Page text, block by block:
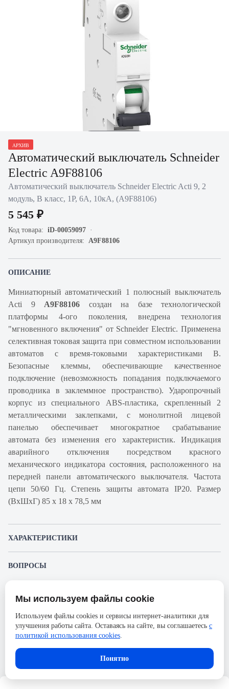
АРХИВ
Автоматический выключатель Schneider
Electric A9F88106
Автоматический выключатель Schneider Electric Acti 9, 2
модуль, B класс, 1P, 6А, 10кА, (A9F88106)
5 545 ₽
Код товара: iD-00059097
Артикул производителя: A9F88106
ОПИСАНИЕ
Миниатюрный автоматический 1 полюсный выключатель
Acti 9 A9F88106 создан на базе технологической
платформы 4-ого поколения, внедрена технология
"мгновенного включения" от Schneider Electric. Применена
селективная токовая защита при совместном использовании
автоматов с время-токовыми характеристиками B.
Безопасные клеммы, обеспечивающие качественное
подключение (невозможность попадания подключаемого
проводника в заклеммное пространство). Ударопрочный
корпус из специального ABS-пластика, скрепленный 2
металлическими заклепками, с монолитной лицевой
панелью обеспечивает многократное срабатывание
автомата без изменения его характеристик. Индикация
аварийного отключения посредством красного
механического индикатора состояния, расположенного на
передней панели автоматического выключателя. Частота
цепи 50/60 Гц. Степень защиты автомата IP20. Размер
(ВхШхГ) 85 х 18 х 78,5 мм
ХАРАКТЕРИСТИКИ
Производитель
Серия
Acti 9
Номинальный ток
Напряжение, В
72
Количество полюсов
ВОПРОСЫ
Пожалуйста, авторизуйтесь, чтобы иметь
возможность оставлять вопросы.
Представленные изображения и характеристики могут отличаться от реального
без предварительного уведомления. Компания АйДистрибьют не несёт
ответственности в случае не соответствия текущей модели товаров фотографиям,
размещённым в карточке товара.
Мы используем файлы cookie
Используем файлы cookies и сервисы интернет-аналитики для
улучшения работы сайта. Оставаясь на сайте, вы соглашаетесь с
политикой использования cookies.
Понятно